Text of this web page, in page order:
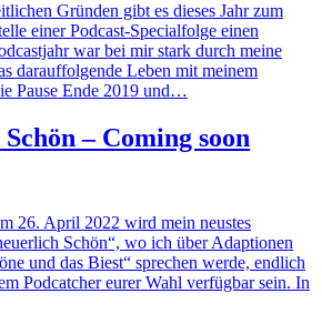
Gründen gibt es dieses Jahr zum
einer Podcast-Specialfolge einen
war bei mir stark durch meine
darauffolgende Leben mit meinem
Pause Ende 2019 und…
– Coming soon
26. April 2022 wird mein neustes
Schön“, wo ich über Adaptionen
und das Biest“ sprechen werde, endlich
Podcatcher eurer Wahl verfügbar sein. In